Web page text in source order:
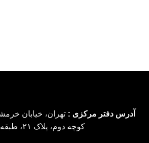
آدرس دفتر مرکزی :تهران، خیابان
کوچه دوم، پلاک ۲۱، طبقه اول